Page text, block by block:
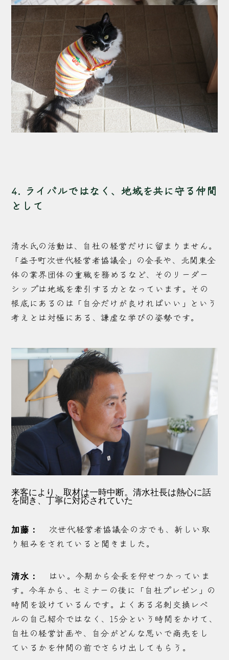
4. ライバルではなく、地域を共に守る仲間
として
清水氏の活動は、自社の経営だけに留まりません。
「益子町次世代経営者協議会」の会長や、北関東全
体の業界団体の重職を務めるなど、そのリーダー
シップは地域を牽引する力となっています。その
根底にあるのは「自分だけが良ければいい」という
考えとは対極にある、謙虚な学びの姿勢です。
来客により、取材は一時中断。清水社長は熱心に話
を聞き、丁寧に対応されていた
加藤：
次世代経営者協議会の方でも、新しい取
り組みをされていると聞きました。
清水：
はい。今期から会長を仰せつかっていま
す。今年から、セミナーの後に「自社プレゼン」の
時間を設けているんです。よくある名刺交換レベ
ルの自己紹介ではなく、15分という時間をかけて、
自社の経営計画や、自分がどんな思いで商売をし
ているかを仲間の前でさらけ出してもらう。